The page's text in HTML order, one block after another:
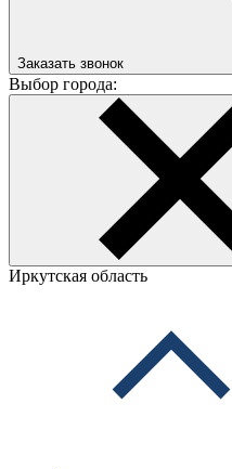
Заказать звонок
Выбор города:
Иркутская область